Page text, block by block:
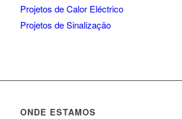
Projetos de Calor Eléctrico
Projetos de Sinalização
ONDE ESTAMOS